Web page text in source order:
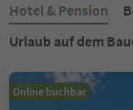
Hotel & Pension
Urlaub auf dem
Online buchbar